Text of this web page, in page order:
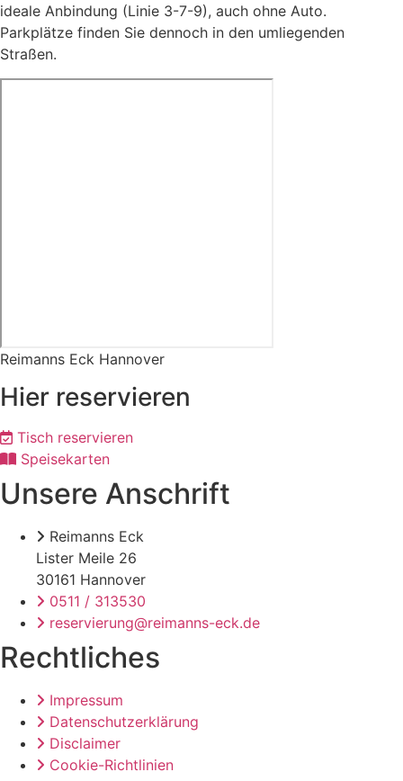
ideale Anbindung (Linie 3-7-9), auch ohne Auto.
Parkplätze finden Sie dennoch in den umliegenden
Straßen.
Reimanns Eck Hannover
Hier reservieren
Tisch reservieren
Speisekarten
Unsere Anschrift
Reimanns Eck
Lister Meile 26
30161 Hannover
0511 / 313530
reservierung@reimanns-eck.de
Rechtliches
Impressum
Datenschutzerklärung
Disclaimer
Cookie-Richtlinien